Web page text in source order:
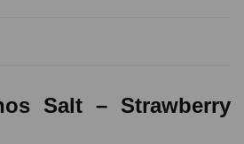
Salt – Strawberry